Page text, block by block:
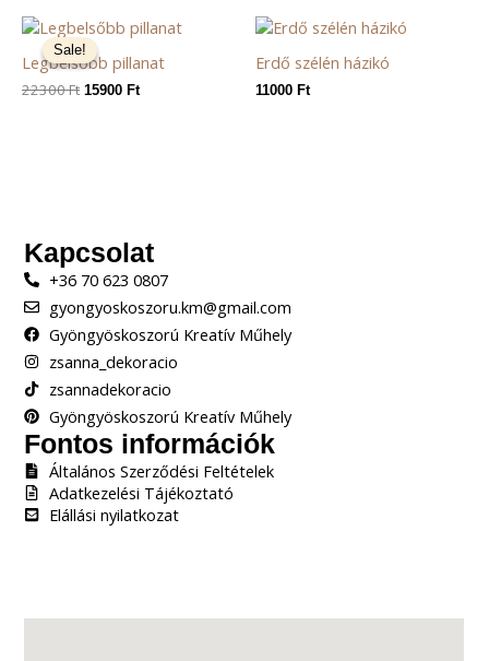
Sale!
Sale!
Legbelsőbb pillanat
22300Ft
Original
price
was:
15900 Ft
Current
is:
Erdő szélén házikó
11000 Ft
Kapcsolat
+36 70 623 0807
gyongyoskoszoru.km@gmail.com
Gyöngyöskoszorú Kreatív Műhely
zsanna_dekoracio
zsannadekoracio
Gyöngyöskoszorú Kreatív Műhely
Fontos információk
Általános Szerződési Feltételek
Adatkezelési Tájékoztató
Elállási nyilatkozat